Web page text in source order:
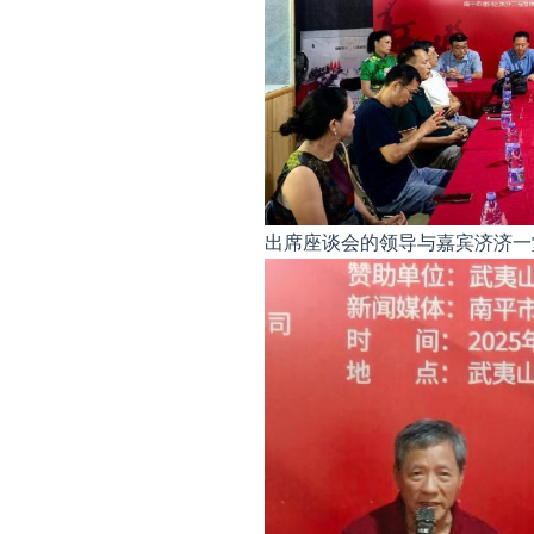
出席座谈会的领导与嘉宾济济